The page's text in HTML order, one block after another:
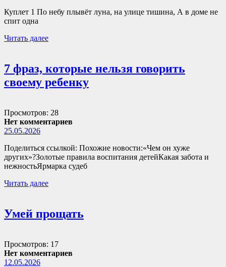
Куплет 1 По небу плывёт луна, на улице тишина, А в доме не
спит одна
Читать далее
7 фраз, которые нельзя говорить
своему ребенку
Просмотров: 28
Нет комментариев
25.05.2026
Поделиться ссылкой: Похожие новости:«Чем он хуже
других»?Золотые правила воспитания детейКакая забота и
нежностьЯрмарка судеб
Читать далее
Умей прощать
Просмотров: 17
Нет комментариев
12.05.2026